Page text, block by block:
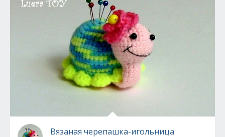
Вязаная черепашка-игольница